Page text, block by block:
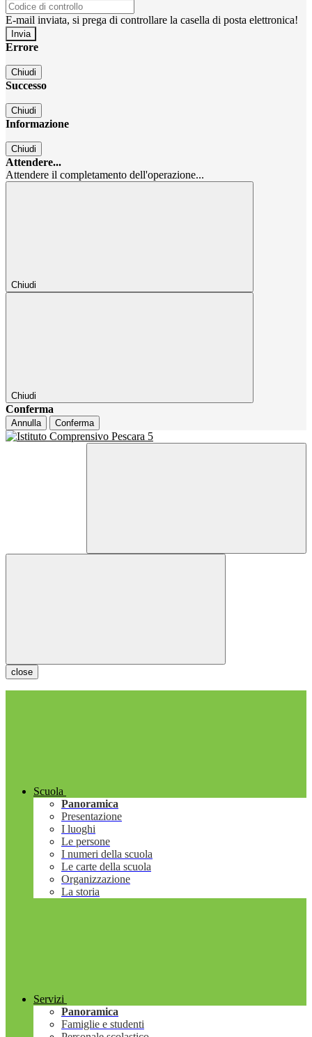
E-mail inviata, si prega di controllare la casella di posta elettronica!
Errore
Chiudi
Successo
Chiudi
Informazione
Chiudi
Attendere...
Attendere il completamento dell'operazione...
Chiudi
Chiudi
Conferma
Annulla Conferma
close
Scuola
Panoramica
Presentazione
I luoghi
Le persone
I numeri della scuola
Le carte della scuola
Organizzazione
La storia
Servizi
Panoramica
Famiglie e studenti